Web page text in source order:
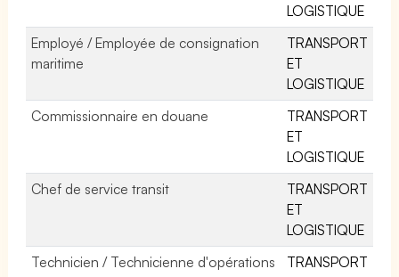
LOGISTIQUE
Employé / Employée de consignation
maritime
TRANSPORT
ET
LOGISTIQUE
Commissionnaire en douane
TRANSPORT
ET
LOGISTIQUE
Chef de service transit
TRANSPORT
ET
LOGISTIQUE
Technicien / Technicienne d'opérations
TRANSPORT